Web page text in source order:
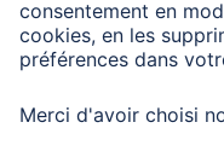
P x H